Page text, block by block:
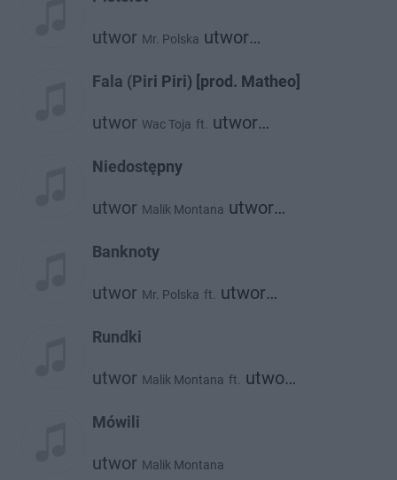
utwor Mr. Polska utwor
Fala (Piri Piri) [prod. Matheo]
utwor Wac Toja ft. utwor
Niedostępny
utwor Malik Montana utwor
Banknoty
utwor Mr. Polska ft. utwor
Rundki
utwor Malik Montana ft. utwor
Mówili
utwor Malik Montana